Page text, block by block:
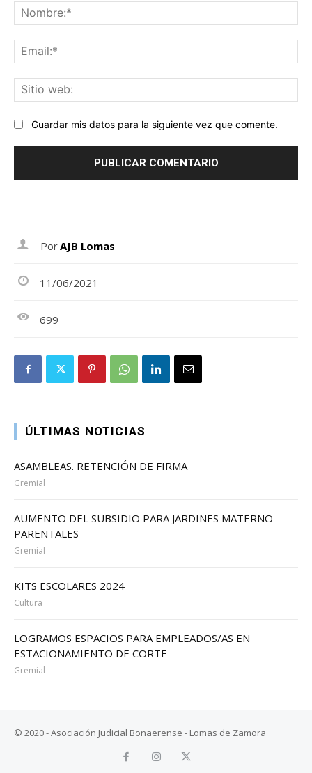
Guardar mis datos para la siguiente vez que comente.
PorAJB Lomas
11/06/2021
699
ÚLTIMAS NOTICIAS
ASAMBLEAS. RETENCIÓN DE FIRMA
Gremial
AUMENTO DEL SUBSIDIO PARA JARDINES MATERNO
PARENTALES
Gremial
KITS ESCOLARES 2024
Cultura
LOGRAMOS ESPACIOS PARA EMPLEADOS/AS EN
ESTACIONAMIENTO DE CORTE
Gremial
© 2020 - Asociación Judicial Bonaerense - Lomas de Zamora